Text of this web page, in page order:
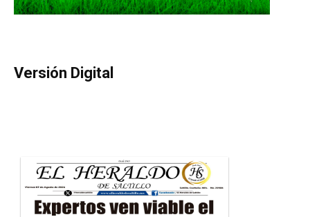
Versión Digital